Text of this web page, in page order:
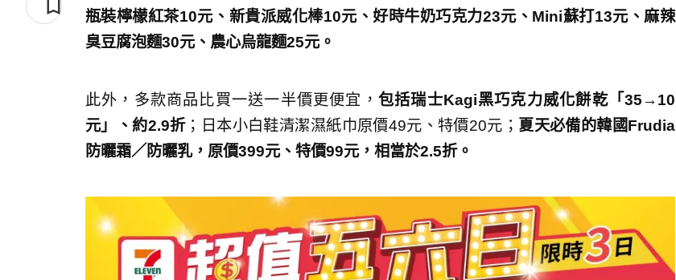
瓶裝檸檬紅茶10元、新貴派威化棒10元、好時牛奶巧克力23元、Mini蘇打13元、麻辣
臭豆腐泡麵30元、農心烏龍麵25元。
此外，多款商品比買一送一半價更便宜， 包括瑞士Kagi黑巧克力威化餅乾「35→10
元」、約2.9折；日本小白鞋清潔濕紙巾原價49元、特價20元； 夏天必備的韓國Frudia
防曬霜／防曬乳，原價399元、特價99元，相當於2.5折。